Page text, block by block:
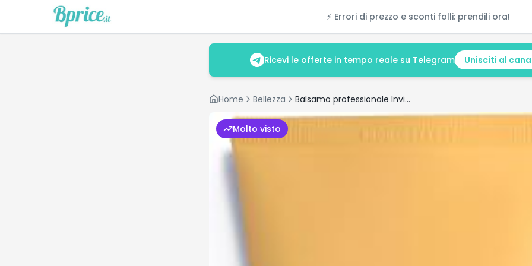
⚡ Errori di prezzo e sconti folli: prendili ora!
Ricevi le offerte in tempo reale su Telegram Unisciti al
Home Bellezza Balsamo professionale Invigo Sun 200 ml
Molto visto